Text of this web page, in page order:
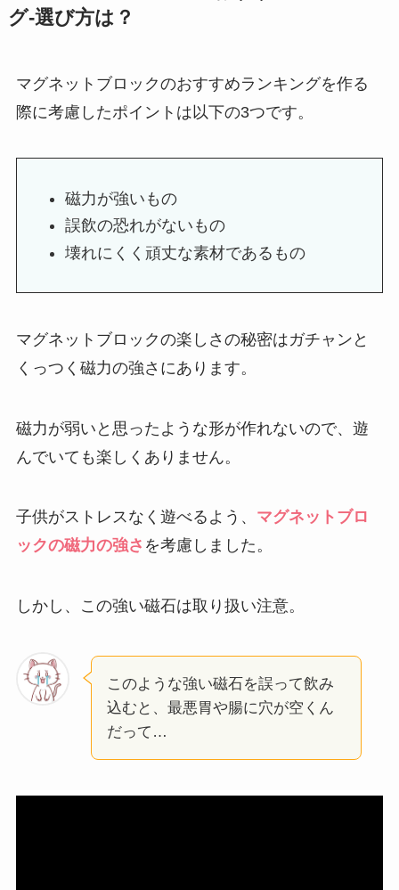
グ-選び方は？
マグネットブロックのおすすめランキングを作る
際に考慮したポイントは以下の3つです。
磁力が強いもの
誤飲の恐れがないもの
壊れにくく頑丈な素材であるもの
マグネットブロックの楽しさの秘密はガチャンと
くっつく磁力の強さにあります。
磁力が弱いと思ったような形が作れないので、遊
んでいても楽しくありません。
子供がストレスなく遊べるよう、 マグネットブロ
ックの磁力の強さ を考慮しました。
しかし、この強い磁石は取り扱い注意。
このような強い磁石を誤って飲み
込むと、最悪胃や腸に穴が空くん
だって…